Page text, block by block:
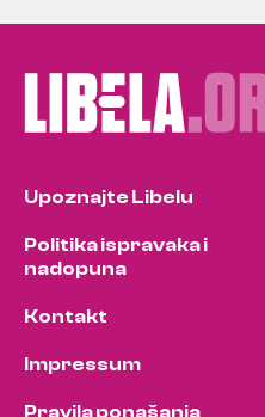
Upoznajte Libelu
Politika ispravaka i
nadopuna
Kontakt
Impressum
Pravila ponašanja